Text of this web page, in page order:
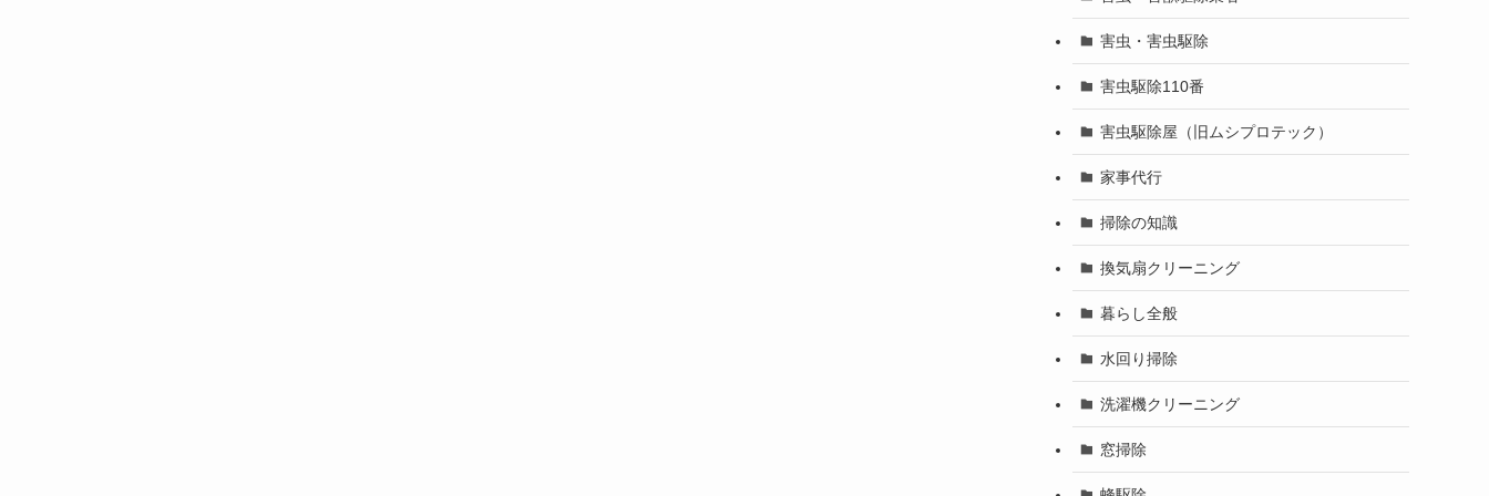
害虫・害虫駆除
害虫駆除110番
害虫駆除屋（旧ムシプロテック）
家事代行
掃除の知識
換気扇クリーニング
暮らし全般
水回り掃除
洗濯機クリーニング
窓掃除